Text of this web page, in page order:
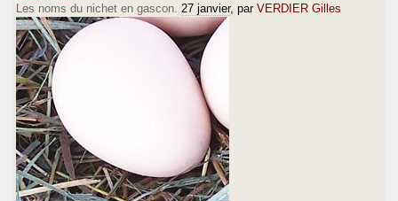
Les noms du nichet en gascon. 27 janvier, par VERDIER Gilles